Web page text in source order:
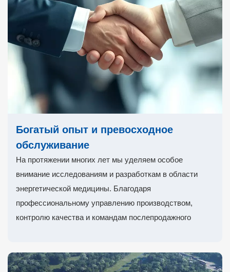
Богатый опыт и превосходное
обслуживание
На протяжении многих лет мы уделяем особое
внимание исследованиям и разработкам в области
энергетической медицины. Благодаря
профессиональному управлению производством,
контролю качества и командам послепродажного
медицины.